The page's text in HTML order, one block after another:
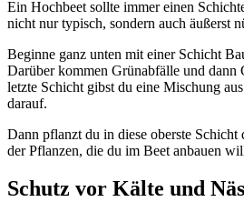
Ein Hochbeet sollte immer einen
nicht nur typisch, sondern auch äußerst
Beginne ganz unten mit einer Schicht
Darüber kommen Grünabfälle und dann
letzte Schicht gibst du eine Mischung
darauf.
Dann pflanzt du in diese oberste Schicht
der Pflanzen, die du im Beet anbauen
Schutz vor Kälte und